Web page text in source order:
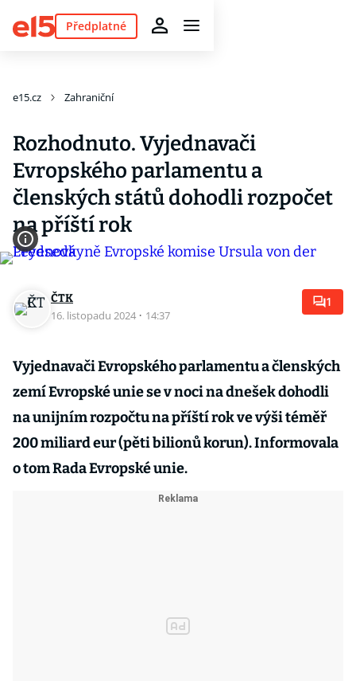
Předplatné
e15.cz Zahraniční
Rozhodnuto. Vyjednavači
Evropského parlamentu a
členských států dohodli rozpočet
na příští rok
ČTK
16. listopadu 2024 · 14:37
1
Vyjednavači Evropského parlamentu a členských
zemí Evropské unie se v noci na dnešek dohodli
na unijním rozpočtu na příští rok ve výši téměř
200 miliard eur (pěti bilionů korun). Informovala
o tom Rada Evropské unie.